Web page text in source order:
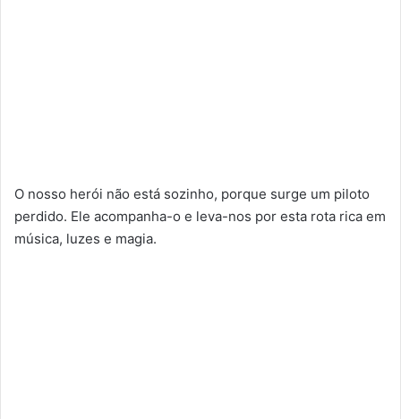
O nosso herói não está sozinho, porque surge um piloto
perdido. Ele acompanha-o e leva-nos por esta rota rica em
música, luzes e magia.